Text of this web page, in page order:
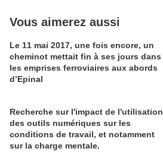
Vous aimerez aussi
Le 11 mai 2017, une fois encore, un
cheminot mettait fin à ses jours dans
les emprises ferroviaires aux abords
d’Epinal
Recherche sur l'impact de l'utilisation
des outils numériques sur les
conditions de travail, et notamment
sur la charge mentale.